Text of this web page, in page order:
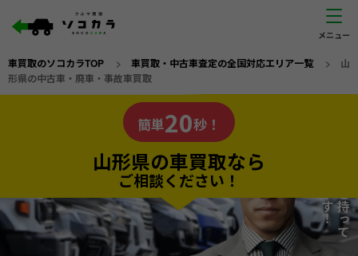
車買取のソコカラTOP > 車買取・中古車査定の全国対応エリア一覧> 山
形県の中古車・廃車・事故車買取
の車買取なら
ソコカラの 私たちが責任を持って
査定いたします！
簡単20秒！
山形県の車買取なら
ご相談ください！